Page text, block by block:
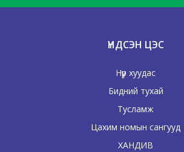
ҮНДСЭН ЦЭС
Нүүр хуудас
Бидний тухай
Тусламж
Цахим номын сангууд
ХАНДИВ